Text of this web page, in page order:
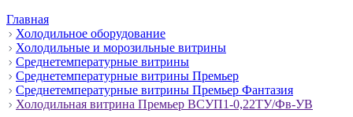
Главная
Холодильное оборудование
Холодильные и морозильные витрины
Среднетемпературные витрины
Среднетемпературные витрины Премьер
Среднетемпературные витрины Премьер Фантазия
Холодильная витрина Премьер ВСУП1-0,22ТУ/Фв-УВ